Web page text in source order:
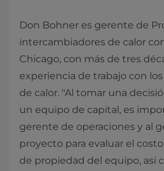
Don Bohner es gerente de
intercambiadores de calor
Chicago, con más de tres
experiencia de trabajo con
de calor. "Al tomar una
un equipo de capital, es
gerente de operaciones y al
proyecto para evaluar el
de propiedad del equipo, así